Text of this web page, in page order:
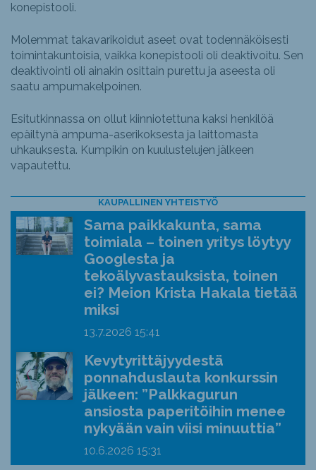
konepistooli.
Molemmat takavarikoidut aseet ovat todennäköisesti
toimintakuntoisia, vaikka konepistooli oli deaktivoitu. Sen
deaktivointi oli ainakin osittain purettu ja aseesta oli
saatu ampumakelpoinen.
Esitutkinnassa on ollut kiinniotettuna kaksi henkilöä
epäiltynä ampuma-aserikoksesta ja laittomasta
uhkauksesta. Kumpikin on kuulustelujen jälkeen
vapautettu.
KAUPALLINEN YHTEISTYÖ
Sama paikkakunta, sama
toimiala – toinen yritys löytyy
Googlesta ja
tekoälyvastauksista, toinen
ei? Meion Krista Hakala tietää
miksi
13.7.2026 15:41
Kevytyrittäjyydestä
ponnahduslauta konkurssin
jälkeen: ”Palkkagurun
ansiosta paperitöihin menee
nykyään vain viisi minuuttia”
10.6.2026 15:31